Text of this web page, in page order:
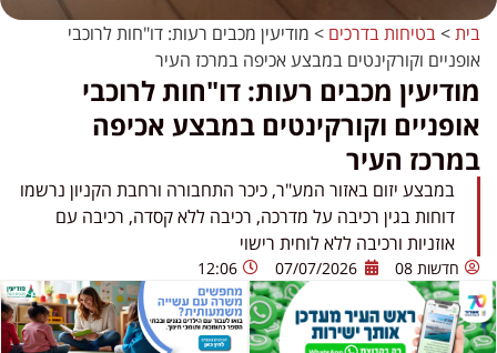
בית>בטיחות בדרכים > מודיעין מכבים רעות: דו"חות לרוכבי
אופניים וקורקינטים במבצע אכיפה במרכז העיר
מודיעין מכבים רעות: דו"חות לרוכבי
אופניים וקורקינטים במבצע אכיפה
במרכז העיר
במבצע יזום באזור המע"ר, כיכר התחבורה ורחבת הקניון נרשמו
דוחות בגין רכיבה על מדרכה, רכיבה ללא קסדה, רכיבה עם
אוזניות ורכיבה ללא לוחית רישוי
חדשות 08 07/07/2026
12:06